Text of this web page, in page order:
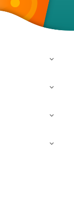



